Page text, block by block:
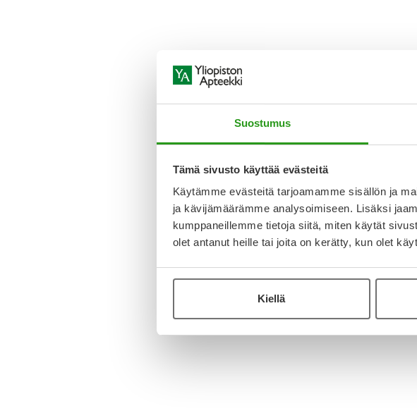
Suostumus
Tämä sivusto käyttää evästeitä
Käytämme evästeitä tarjoamamme sisällön ja
ja kävijämäärämme analysoimiseen. Lisäksi
kumppaneillemme tietoja siitä, miten käytät
olet antanut heille tai joita on kerätty, kun olet
Kiellä